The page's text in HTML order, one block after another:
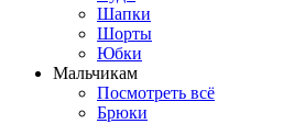
Шапки
Шорты
Юбки
Мальчикам
Посмотреть всё
Брюки